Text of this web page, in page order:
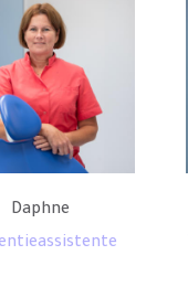
Daphne